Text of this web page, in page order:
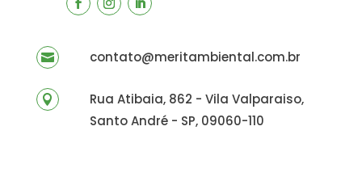
 contato@meritambiental.com.br

Rua Atibaia, 862 - Vila Valparaiso,
Santo André - SP, 09060-110